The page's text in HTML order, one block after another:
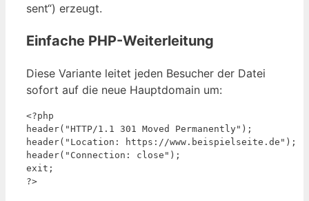
sent“) erzeugt.
Einfache PHP-Weiterleitung
Diese Variante leitet jeden Besucher der Datei
sofort auf die neue Hauptdomain um:
<?php
header("HTTP/1.1 301 Moved Permanently");
header("Location: https://www.beispielseite.de");
header("Connection: close");
exit;